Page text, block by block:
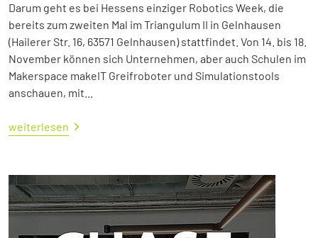
Darum geht es bei Hessens einziger Robotics Week, die
bereits zum zweiten Mal im Triangulum II in Gelnhausen
(Hailerer Str. 16, 63571 Gelnhausen) stattfindet. Von 14. bis 18.
November können sich Unternehmen, aber auch Schulen im
Makerspace makeIT Greifroboter und Simulationstools
anschauen, mit...
weiterlesen